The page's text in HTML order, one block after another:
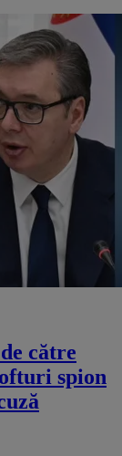
către
spion